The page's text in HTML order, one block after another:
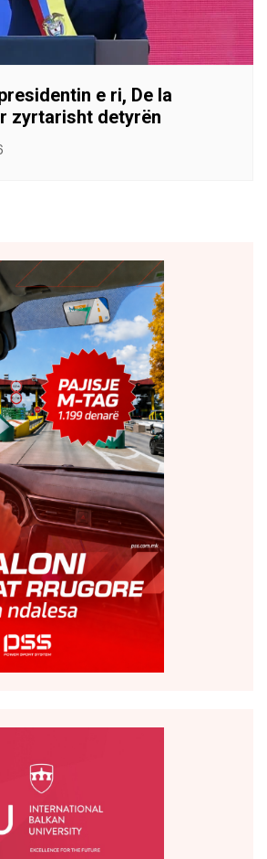
e ri, De la
zyrtarisht detyrën